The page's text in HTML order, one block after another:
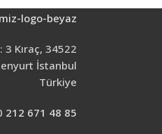
Kıraç, 34522
İstanbul
Türkiye
212 671 48 85